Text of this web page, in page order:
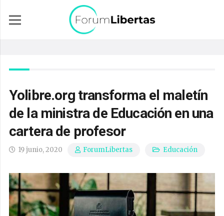
Yolibre.org transforma el maletín
de la ministra de Educación en una
cartera de profesor
19 junio, 2020 ForumLibertas Educación